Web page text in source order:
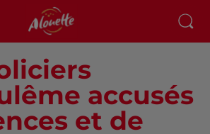
accusés
et de